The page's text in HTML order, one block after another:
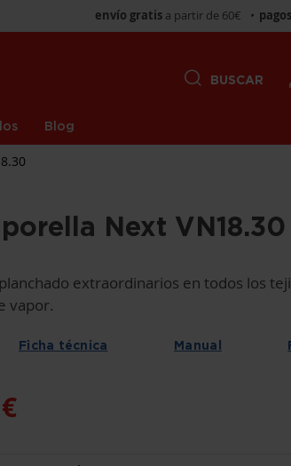
envío gratis a partir de 60€ •
Blog
BUSCAR
Next VN18.30
extraordinarios en todos los
vapor.
Ficha técnica Manual